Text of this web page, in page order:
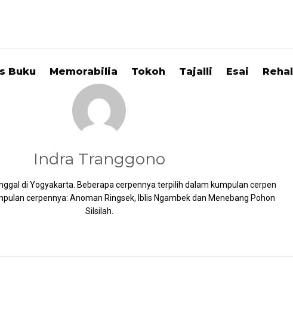
Buku Memorabilia Tokoh Tajalli Esai Rehal
Indra Tranggono
di Yogyakarta. Beberapa cerpennya terpilih dalam kumpulan cerpen
cerpennya: Anoman Ringsek, Iblis Ngambek dan Menebang Pohon
Silsilah.